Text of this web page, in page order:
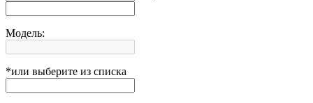
Модель:
*или выберите из списка